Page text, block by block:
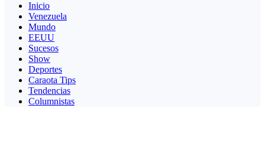
Inicio
Venezuela
Mundo
EEUU
Sucesos
Show
Deportes
Caraota Tips
Tendencias
Columnistas